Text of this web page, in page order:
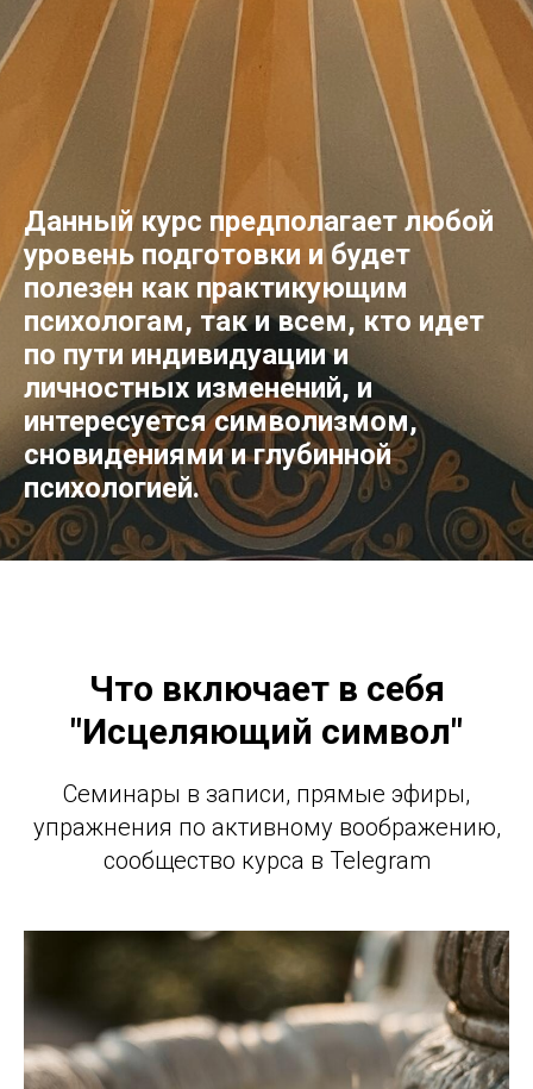
Данный курс предполагает любой
уровень подготовки и будет
полезен как практикующим
психологам, так и всем, кто идет
по пути индивидуации и
личностных изменений, и
интересуется символизмом,
сновидениями и глубинной
психологией.
Что включает в себя
"Исцеляющий символ"
Семинары в записи, прямые эфиры,
упражнения по активному воображению,
сообщество курса в Telegram